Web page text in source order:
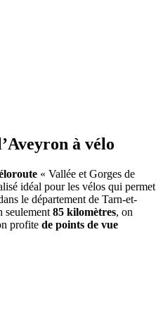
à vélo
« Vallée et Gorges de
idéal pour les vélos qui permet
le département de Tarn-et-
seulement 85 kilomètres, on
profite de points de vue